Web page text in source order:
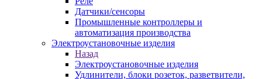
Датчики/сенсоры
Промышленные контроллеры и
автоматизация производства
Электроустановочные изделия
Назад
Электроустановочные изделия
Удлинители, блоки розеток, разветвители,